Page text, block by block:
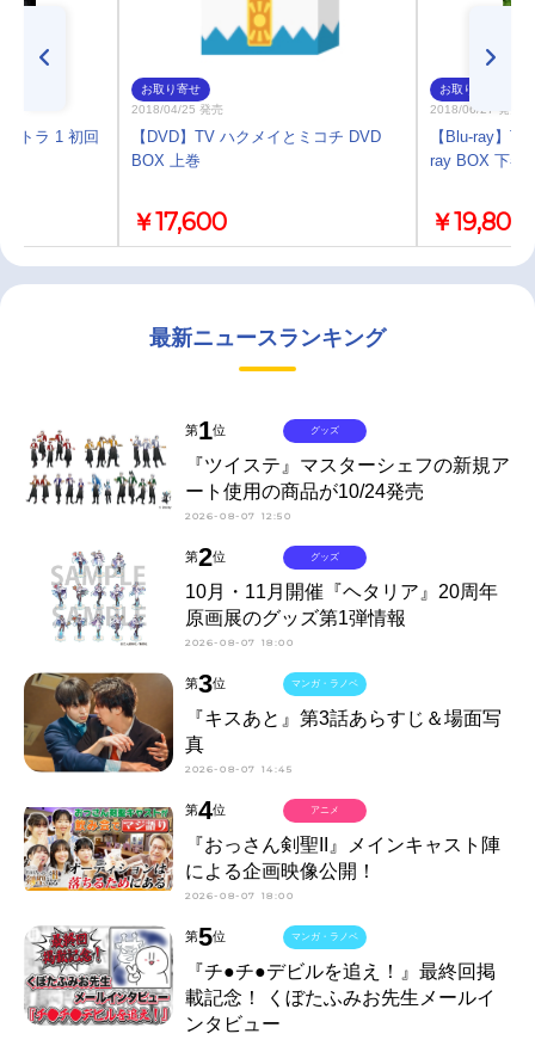
トラ 1 初回
お取り寄せ
2018/04/25 発売
【DVD】TV ハクメイとミコチ DVD
BOX 上巻
￥17,600
お取り寄せ
2018/06/27 発売
【Blu-ray】
ray BOX 下巻
￥19,800
最新ニュースランキング
第1位
『ツイステ』マスターシェフの新規ア
ート使用の商品が10/24発売
2026-08-07 12:50
グッズ
第2位
10月・11月開催『ヘタリア』20周年
原画展のグッズ第1弾情報
2026-08-07 18:00
グッズ
第3位
『キスあと』第3話あらすじ＆場面写
真
2026-08-07 14:45
マンガ・ラノベ
第4位
『おっさん剣聖II』メインキャスト陣
による企画映像公開！
2026-08-07 18:00
アニメ
第5位
『チ●チ●デビルを追え！』最終回掲
載記念！ くぼたふみお先生メールイ
ンタビュー
マンガ・ラノベ